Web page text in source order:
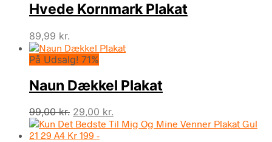
Hvede Kornmark Plakat
89,99 kr.
På Udsalg! 71%
Naun Dækkel Plakat
99,00kr. Den
oprindelige
pris
29,00 kr.
aktuelle